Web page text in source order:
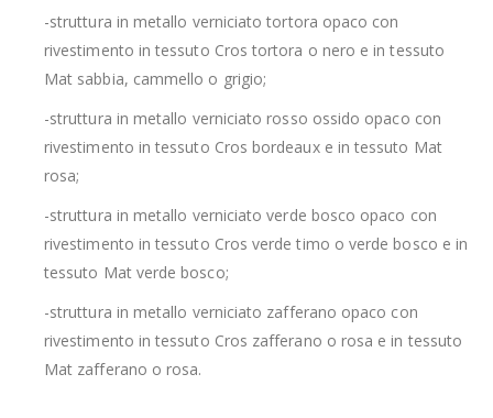
-struttura in metallo verniciato tortora opaco con
rivestimento in tessuto Cros tortora o nero e in tessuto
Mat sabbia, cammello o grigio;
-struttura in metallo verniciato rosso ossido opaco con
rivestimento in tessuto Cros bordeaux e in tessuto Mat
rosa;
-struttura in metallo verniciato verde bosco opaco con
rivestimento in tessuto Cros verde timo o verde bosco e in
tessuto Mat verde bosco;
-struttura in metallo verniciato zafferano opaco con
rivestimento in tessuto Cros zafferano o rosa e in tessuto
Mat zafferano o rosa.